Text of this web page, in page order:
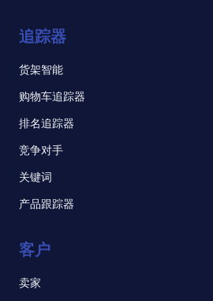
追踪器
货架智能
购物车追踪器
排名追踪器
竞争对手
关键词
产品跟踪器
客户
卖家